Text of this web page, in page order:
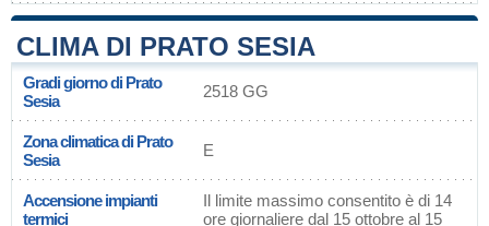
CLIMA DI PRATO SESIA
Gradi giorno di Prato
Sesia
2518 GG
Zona climatica di Prato
Sesia
E
Accensione impianti
termici
Il limite massimo consentito è di 14
ore giornaliere dal 15 ottobre al 15